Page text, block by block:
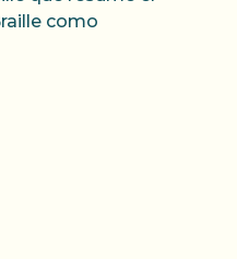
como